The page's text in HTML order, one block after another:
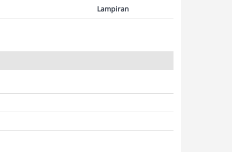
Lampiran